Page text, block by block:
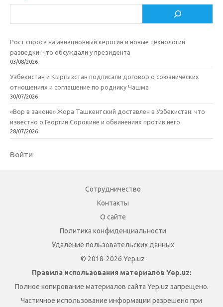
Рост спроса на авиационный керосин и новые технологии
разведки: что обсуждали у президента
03/08/2026
Узбекистан и Кыргызстан подписали договор о союзнических
отношениях и соглашение по роднику Чашма
30/07/2026
«Вор в законе» Жора Ташкентский доставлен в Узбекистан: что
известно о Георгии Сорокине и обвинениях против него
28/07/2026
Войти
Сотрудничество
Контакты
О сайте
Политика конфиденциальности
Удаление пользовательских данных
© 2018-2026 Yep.uz
Правила использования материалов Yep.uz:
Полное копирование материалов сайта Yep.uz запрещено.
Частичное использование информации разрешено при